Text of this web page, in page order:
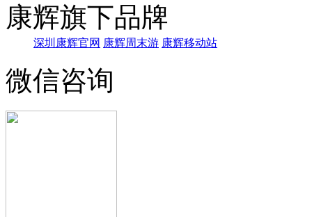
康辉旗下品牌
深圳康辉官网 康辉周末游 康辉移动站
微信咨询